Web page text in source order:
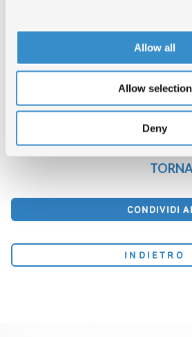
Allow all
Allow selection
Deny
– Dr.Massimo Pistacchi, Direttore dell’
Istituto
collegamento da Roma).
CONDIVIDI
INDIETRO